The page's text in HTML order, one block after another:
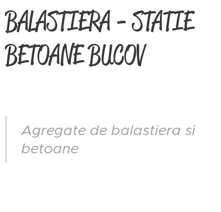
BALASTIERA - STATIE
BETOANE BUCOV
Agregate de balastiera si
betoane